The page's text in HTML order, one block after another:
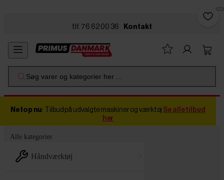
tlf. 76 62 00 36 Kontakt
Søg varer og kategorier her ...
Netop nu: Tilbud på udvalgte maskiner og værktøj Se alle tilbud
her
Alle kategorier
håndværktøj